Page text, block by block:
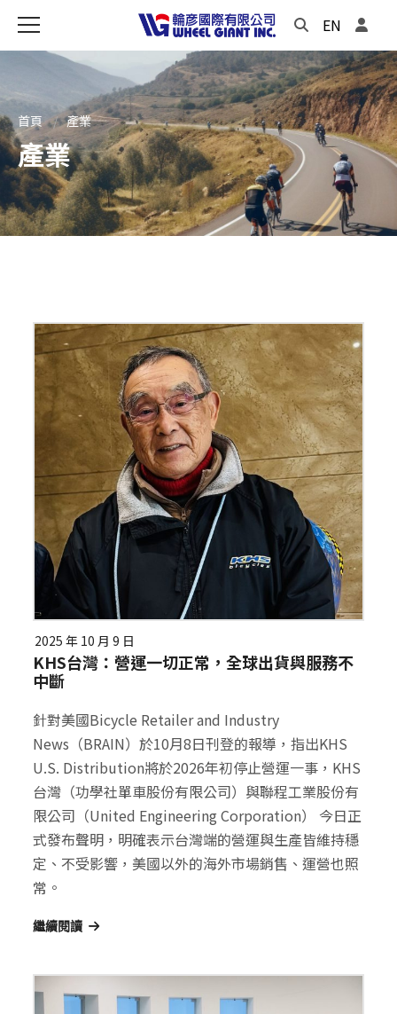
EN
首頁 產業
產業
2025 年 10 月 9 日
KHS台灣：營運一切正常，全球出貨與服務不
中斷
針對美國Bicycle Retailer and Industry
News（BRAIN）於10月8日刊登的報導，指出KHS
U.S. Distribution將於2026年初停止營運一事，KHS
台灣（功學社單車股份有限公司）與聯程工業股份有
限公司（United Engineering Corporation） 今日正
式發布聲明，明確表示台灣端的營運與生產皆維持穩
定、不受影響，美國以外的海外市場銷售、運營也照
常。
繼續閱讀